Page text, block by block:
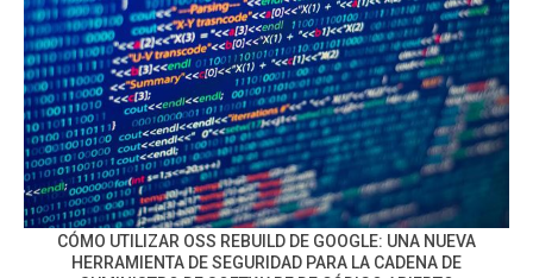
CÓMO UTILIZAR OSS REBUILD DE GOOGLE: UNA NUEVA
HERRAMIENTA DE SEGURIDAD PARA LA CADENA DE